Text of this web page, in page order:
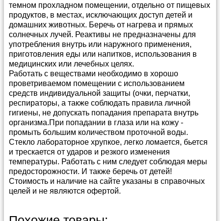
темном прохладном помещении, отдельно от пищевых
продуктов, в местах, исключающих доступ детей и
домашних животных. Беречь от нагрева и прямых
солнечных лучей. Реактивы не предназначены для
употребления внутрь или наружного применения,
приготовления еды или напитков, использования в
медицинских или лечебных целях.
Работать с веществами необходимо в хорошо
проветриваемом помещении с использованием
средств индивидуальной защиты (очки, перчатки,
респираторы, а также соблюдать правила личной
гигиены, не допускать попадания препарата внутрь
организма.При попадании в глаза или на кожу -
промыть большим количеством проточной воды.
Стекло лабораторное хрупкое, легко ломается, бьется
и трескается от ударов и резкого изменения
температуры. Работать с ним следует соблюдая меры
предосторожности. И также беречь от детей!
Стоимость и наличие на сайте указаны в справочных
целей и не являются офертой.
Прайс-лист можно скачать в